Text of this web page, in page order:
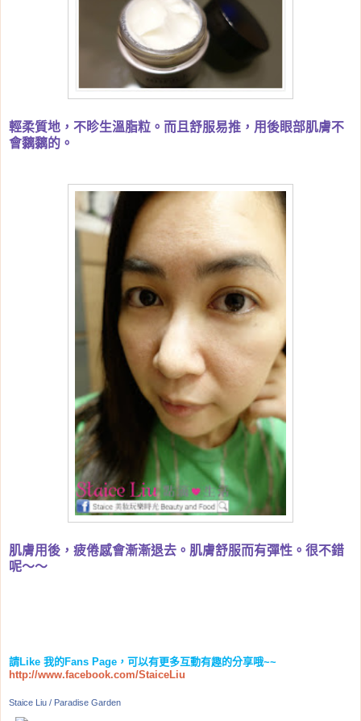
輕柔質地，不昣生溫脂粒。而且舒服易推，用後眼部肌膚不
會黐黐的。
肌膚用後，疲倦感會漸漸退去。肌膚舒服而有彈性。很不錯
呢～～
請Like 我的Fans Page ，可以有更多互動有趣的分享哦~~
http://www.facebook.com/StaiceLiu
Staice Liu / Paradise Garden